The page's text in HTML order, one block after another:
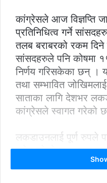
कांग्रेसले आज विज्ञप्ति
प्रतिनिधित्व गर्ने
तलब बराबरको रकम दिने
सांसदहरुले पनि कोषमा
निर्णय गरिसकेका छन्
तथा सम्भावित
साताका लागि देशभर
कांग्रेसले स्वागत गरेको
लकडाउनलाई पूर्ण रुपले
समेत गरेको छ । लक
गर्दै जीवन निर्वाह गर्ने